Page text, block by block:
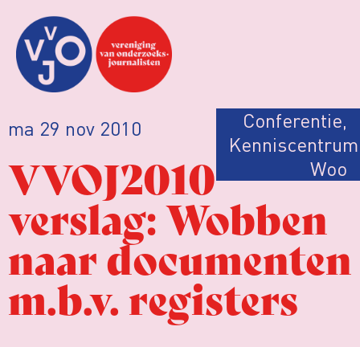
ma 29 nov 2010 Conferentie,
Kenniscentrum
Woo
VVOJ2010
verslag: Wobben
naar documenten
m.b.v. registers